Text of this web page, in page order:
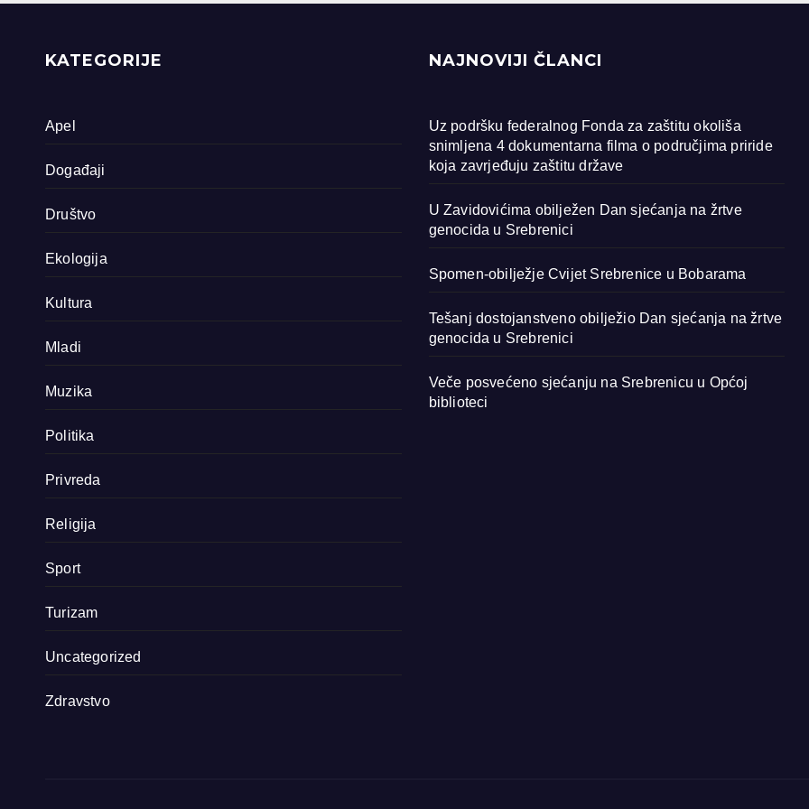
priride koja
države
KATEGORIJE
Apel
Događaji
Društvo
Ekologija
Kultura
Mladi
Muzika
Politika
Privreda
Religija
Sport
Turizam
Uncategorized
Zdravstvo
NAJNOVIJI ČLANCI
Uz podršku federalnog Fonda za zaštitu okoliša
snimljena 4 dokumentarna filma o područjima priride
koja zavrjeđuju zaštitu države
U Zavidovićima obilježen Dan sjećanja na žrtve
genocida u Srebrenici
Spomen-obilježje Cvijet Srebrenice u Bobarama
Tešanj dostojanstveno obilježio Dan sjećanja na žrtve
genocida u Srebrenici
Veče posvećeno sjećanju na Srebrenicu u Općoj
biblioteci